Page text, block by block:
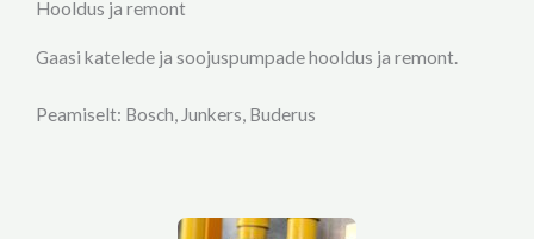
Hooldus ja remont
Gaasi katelede ja soojuspumpade hooldus ja remont.
Peamiselt: Bosch, Junkers, Buderus